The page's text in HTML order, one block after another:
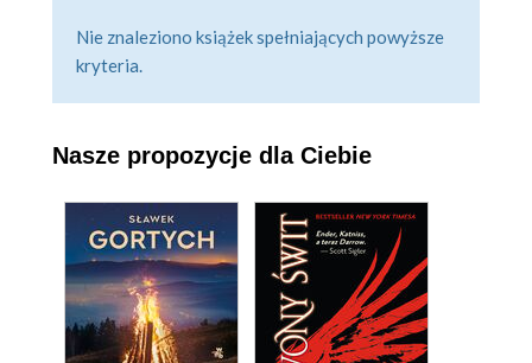
Nie znaleziono książek spełniających powyższe
kryteria.
Nasze propozycje dla Ciebie